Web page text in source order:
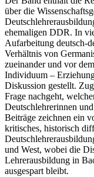
über die
ehemaligen DDR. In
Aufarbeitung deutsch-
Verhältnis von
zueinander und vor
Individuum –
Diskussion gestellt.
Frage nachgeht,
Deutschlehrerinnen
Beiträge zeichnen ein
kritisches, historisch
und West, wobei die
Lehrerausbildung in
ausgespart bleibt.